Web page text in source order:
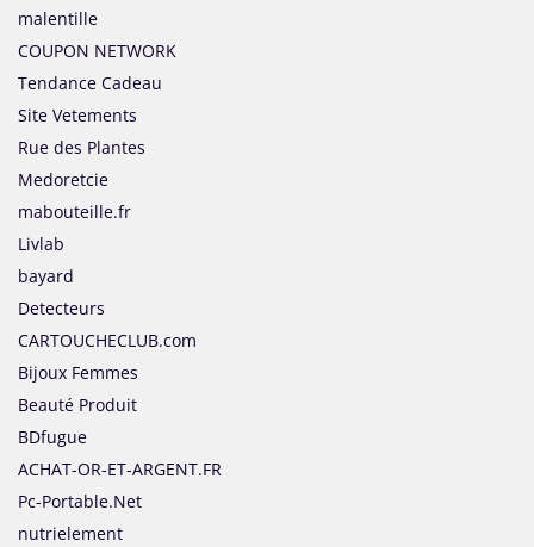
malentille
COUPON NETWORK
Tendance Cadeau
Site Vetements
Rue des Plantes
Medoretcie
mabouteille.fr
Livlab
bayard
Detecteurs
CARTOUCHECLUB.com
Bijoux Femmes
Beauté Produit
BDfugue
ACHAT-OR-ET-ARGENT.FR
Pc-Portable.Net
nutrielement